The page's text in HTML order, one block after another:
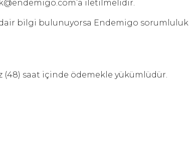
iletilmelidir.
dair bilgi bulunuyorsa Endemigo sorumluluk
(48) saat içinde ödemekle yükümlüdür.